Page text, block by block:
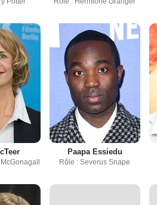
Paapa Essiedu
Rôle : Severus Snape